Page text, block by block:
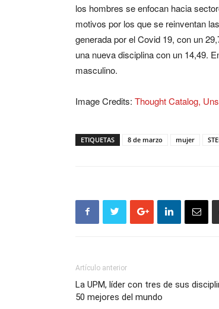
los hombres se enfocan hacia
motivos por los que se reinventan
generada por el Covid 19, con un
una nueva disciplina con un 14,49.
masculino.
Image Credits: Thought Catalog,
ETIQUETAS 8 de marzo mujer
Artículo anterior
La UPM, líder con tres de sus
50 mejores del mundo